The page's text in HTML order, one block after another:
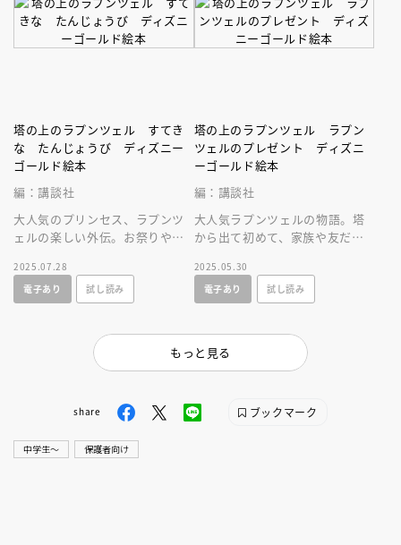
塔の上のラプンツェル すてき
な たんじょうび ディズニー
ゴールド絵本
編：講談社
大人気のプリンセス、ラプンツ
ェルの楽しい外伝。お祭りやお
載の物語！
2025.07.28
電子あり
試し読み
塔の上のラプンツェル ラプン
ツェルのプレゼント ディズニ
ーゴールド絵本
編：講談社
大人気ラプンツェルの物語。塔
から出て初めて、家族や友だち
台の、幸せな気持ちになれるお
話です。
2025.05.30
電子あり
試し読み
もっと見る
share ブックマーク
中学生〜 保護者向け